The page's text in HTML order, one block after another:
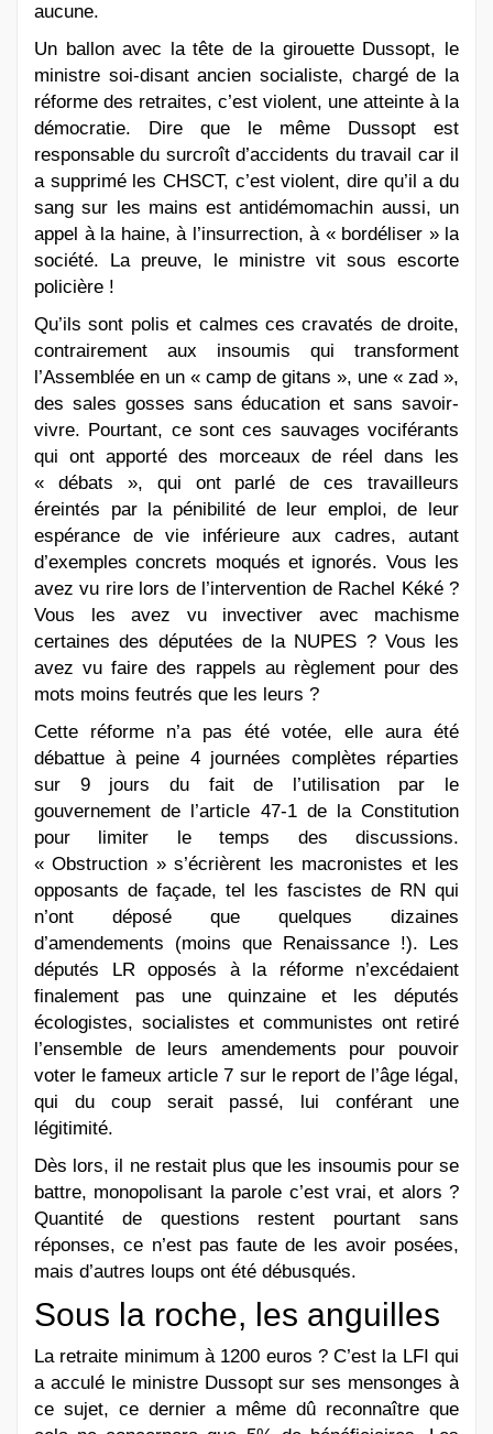
aucune.
Un ballon avec la tête de la girouette Dussopt, le
ministre soi-disant ancien socialiste, chargé de la
réforme des retraites, c’est violent, une atteinte à la
démocratie. Dire que le même Dussopt est
responsable du surcroît d’accidents du travail car il
a supprimé les CHSCT, c’est violent, dire qu’il a du
sang sur les mains est antidémomachin aussi, un
appel à la haine, à l’insurrection, à « bordéliser » la
société. La preuve, le ministre vit sous escorte
policière !
Qu’ils sont polis et calmes ces cravatés de droite,
contrairement aux insoumis qui transforment
l’Assemblée en un « camp de gitans », une « zad »,
des sales gosses sans éducation et sans savoir-
vivre. Pourtant, ce sont ces sauvages vociférants
qui ont apporté des morceaux de réel dans les
« débats », qui ont parlé de ces travailleurs
éreintés par la pénibilité de leur emploi, de leur
espérance de vie inférieure aux cadres, autant
d’exemples concrets moqués et ignorés. Vous les
avez vu rire lors de l’intervention de Rachel Kéké ?
Vous les avez vu invectiver avec machisme
certaines des députées de la NUPES ? Vous les
avez vu faire des rappels au règlement pour des
mots moins feutrés que les leurs ?
Cette réforme n’a pas été votée, elle aura été
débattue à peine 4 journées complètes réparties
sur 9 jours du fait de l’utilisation par le
gouvernement de l’article 47-1 de la Constitution
pour limiter le temps des discussions.
« Obstruction » s’écrièrent les macronistes et les
opposants de façade, tel les fascistes de RN qui
n’ont déposé que quelques dizaines
d’amendements (moins que Renaissance !). Les
députés LR opposés à la réforme n’excédaient
finalement pas une quinzaine et les députés
écologistes, socialistes et communistes ont retiré
l’ensemble de leurs amendements pour pouvoir
voter le fameux article 7 sur le report de l’âge légal,
qui du coup serait passé, lui conférant une
légitimité.
Dès lors, il ne restait plus que les insoumis pour se
battre, monopolisant la parole c’est vrai, et alors ?
Quantité de questions restent pourtant sans
réponses, ce n’est pas faute de les avoir posées,
mais d’autres loups ont été débusqués.
Sous la roche, les anguilles
La retraite minimum à 1200 euros ? C’est la LFI qui
a acculé le ministre Dussopt sur ses mensonges à
ce sujet, ce dernier a même dû reconnaître que